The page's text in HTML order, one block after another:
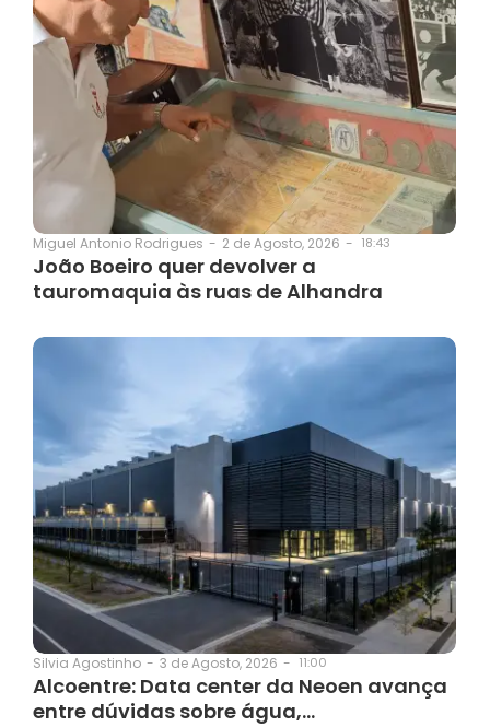
Miguel Antonio Rodrigues - 2 de Agosto, 2026 - 18:43
João Boeiro quer devolver a
tauromaquia às ruas de Alhandra
Silvia Agostinho - 3 de Agosto, 2026 - 11:00
Alcoentre: Data center da Neoen avança
entre dúvidas sobre água,…